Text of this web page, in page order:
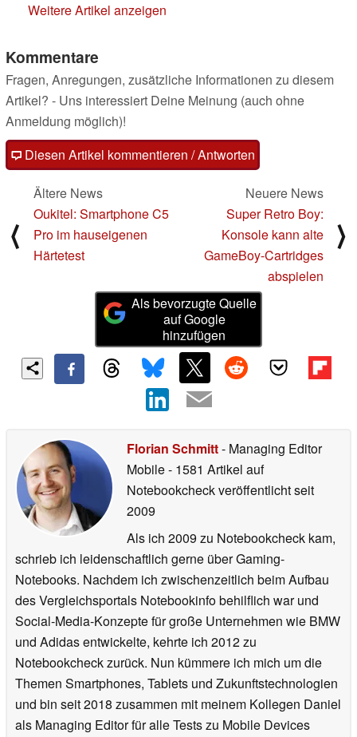
Weitere Artikel anzeigen
Kommentare
Fragen, Anregungen, zusätzliche Informationen zu diesem
Artikel? - Uns interessiert Deine Meinung (auch ohne
Anmeldung möglich)!
Diesen Artikel kommentieren / Antworten
⟨
Ältere News
Oukitel: Smartphone C5
Pro im hauseigenen
Härtetest
Neuere News
Super Retro Boy:
Konsole kann alte
GameBoy-Cartridges
abspielen
⟩
Als bevorzugte Quelle
auf Google
hinzufügen
Florian Schmitt- Managing Editor
Mobile- 1581 Artikel auf
Notebookcheck veröffentlichtseit
2009
Als ich 2009 zu Notebookcheck kam,
schrieb ich leidenschaftlich gerne über Gaming-
Notebooks. Nachdem ich zwischenzeitlich beim Aufbau
des Vergleichsportals Notebookinfo behilflich war und
Social-Media-Konzepte für große Unternehmen wie BMW
und Adidas entwickelte, kehrte ich 2012 zu
Notebookcheck zurück. Nun kümmere ich mich um die
Themen Smartphones, Tablets und Zukunftstechnologien
und bin seit 2018 zusammen mit meinem Kollegen Daniel
als Managing Editor für alle Tests zu Mobile Devices